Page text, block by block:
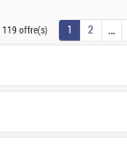
119 offre(s) 1 2